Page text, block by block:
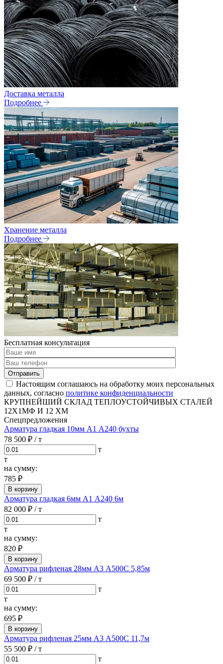
Доставка металла
Подробнее
Хранение металла
Подробнее
Бесплатная консультация
Отправить
Настоящим соглашаюсь на обработку моих персональных
данных, согласно политике конфиденциальности
КРУПНЕЙШИЙ СКЛАД ТЕПЛОУСТОЙЧИВЫХ СТАЛЕЙ
12Х1МФ И 12 ХМ
Спецпредложения
Арматура гладкая 10мм А1 А240 бухты
78 500 ₽ / т
т
т
на сумму:
785 ₽
В корзину
Арматура гладкая 6мм А1 А240 6м
82 000 ₽ / т
т
т
на сумму:
820 ₽
В корзину
Арматура рифленая 28мм А3 А500С 5,85м
69 500 ₽ / т
т
т
на сумму:
695 ₽
В корзину
Арматура рифленая 25мм А3 А500С 11,7м
55 500 ₽ / т
т